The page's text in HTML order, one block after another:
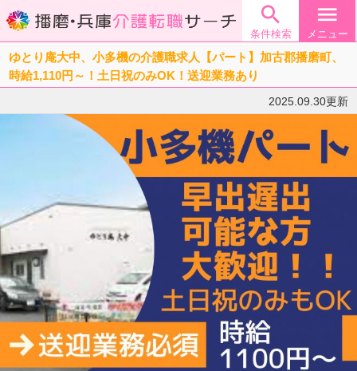

条件検索
menu
メニュー
ゆとり庵大中、小多機の介護職求人【パート】加古郡播磨町、
時給1,110円～！土日祝のみOK！送迎業務あり
2025.09.30更新